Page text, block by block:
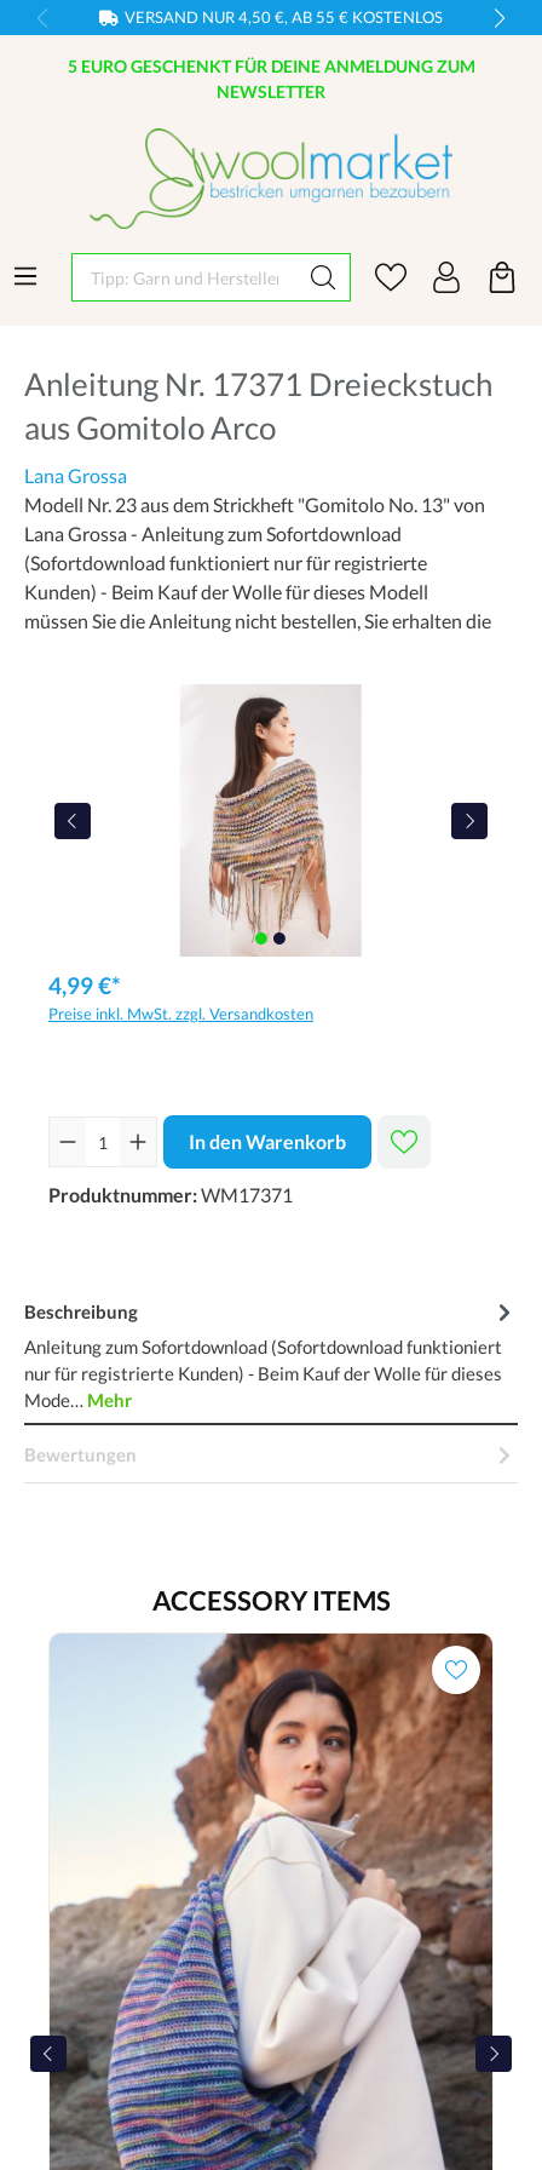
VERSAND NUR 4,50 €, AB 55 € KOSTENLOS
5 EURO GESCHENKT FÜR DEINE ANMELDUNG ZUM
NEWSLETTER
Tipp: Garn und Hersteller eingeben
Anleitung Nr. 17371 Dreieckstuch
aus Gomitolo Arco
Lana Grossa
Modell Nr. 23 aus dem Strickheft "Gomitolo No. 13" von
Lana Grossa - Anleitung zum Sofortdownload
(Sofortdownload funktioniert nur für registrierte
Kunden) - Beim Kauf der Wolle für dieses Modell
müssen Sie die Anleitung nicht bestellen, Sie erhalten die
4,99 €*
Preise inkl. MwSt. zzgl. Versandkosten
In den Warenkorb
Produktnummer:WM17371
Beschreibung
Anleitung zum Sofortdownload (Sofortdownload funktioniert
nur für registrierte Kunden) - Beim Kauf der Wolle für dieses
Mode… Mehr
Bewertungen
ACCESSORY ITEMS